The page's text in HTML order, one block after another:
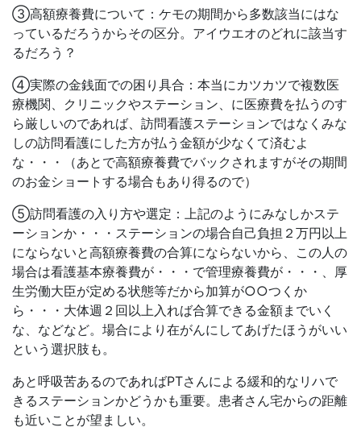
③高額療養費について：ケモの期間から多数該当にはな
っているだろうからその区分。アイウエオのどれに該当す
るだろう？
④実際の金銭面での困り具合：本当にカツカツで複数医
療機関、クリニックやステーション、に医療費を払うのす
ら厳しいのであれば、訪問看護ステーションではなくみな
しの訪問看護にした方が払う金額が少なくて済むよ
な・・・（あとで高額療養費でバックされますがその期間
のお金ショートする場合もあり得るので）
⑤訪問看護の入り方や選定：上記のようにみなしかステ
ーションか・・・ステーションの場合自己負担２万円以上
にならないと高額療養費の合算にならないから、この人の
場合は看護基本療養費が・・・で管理療養費が・・・、厚
生労働大臣が定める状態等だから加算が○○つくか
ら・・・大体週２回以上入れば合算できる金額までいく
な、などなど。場合により在がんにしてあげたほうがいい
という選択肢も。
あと呼吸苦あるのであればPTさんによる緩和的なリハで
きるステーションかどうかも重要。患者さん宅からの距離
も近いことが望ましい。